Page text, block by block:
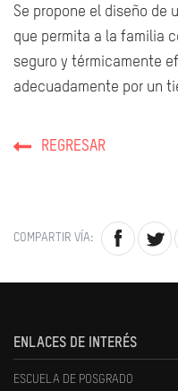
Se propone el diseño de
que permita a la familia
seguro y térmicamente
adecuadamente por un
REGRESAR
COMPARTIR VÍA:
ENLACES DE INTERÉS
ESCUELA DE POSGRADO